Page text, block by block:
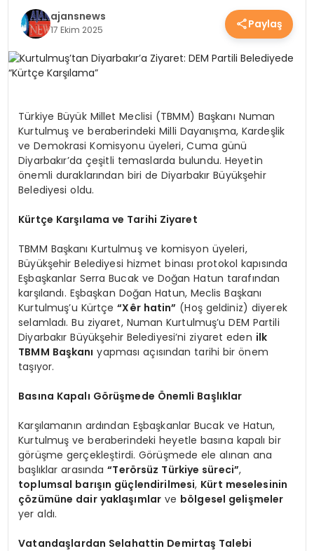
GÜNDEM
SAĞLIK
SPOR
ajansnews
17 Ekim 2025 Paylaş
Türkiye Büyük Millet Meclisi (TBMM) Başkanı Numan
Kurtulmuş ve beraberindeki Milli Dayanışma, Kardeşlik
ve Demokrasi Komisyonu üyeleri, Cuma günü
Diyarbakır’da çeşitli temaslarda bulundu. Heyetin
önemli duraklarından biri de Diyarbakır Büyükşehir
Belediyesi oldu.
Kürtçe Karşılama ve Tarihi Ziyaret
TBMM Başkanı Kurtulmuş ve komisyon üyeleri,
Büyükşehir Belediyesi hizmet binası protokol kapısında
Eşbaşkanlar Serra Bucak ve Doğan Hatun tarafından
karşılandı. Eşbaşkan Doğan Hatun, Meclis Başkanı
Kurtulmuş’u Kürtçe“Xêr hatin” (Hoş geldiniz) diyerek
selamladı. Bu ziyaret, Numan Kurtulmuş’u DEM Partili
Diyarbakır Büyükşehir Belediyesi’ni ziyaret eden ilk
TBMM Başkanı yapması açısından tarihi bir önem
taşıyor.
Basına Kapalı Görüşmede Önemli Başlıklar
Karşılamanın ardından Eşbaşkanlar Bucak ve Hatun,
Kurtulmuş ve beraberindeki heyetle basına kapalı bir
görüşme gerçekleştirdi. Görüşmede ele alınan ana
başlıklar arasında“Terörsüz Türkiye süreci”,
toplumsal barışın güçlendirilmesi, Kürt meselesinin
çözümüne dair yaklaşımlar ve bölgesel gelişmeler
yer aldı.
Vatandaşlardan Selahattin Demirtaş Talebi